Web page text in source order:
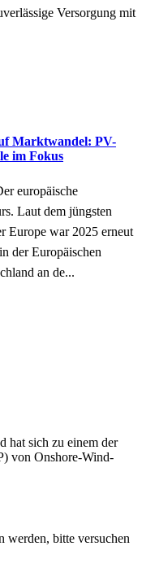
Versorgung mit
Marktwandel: PV-
im Fokus
europäische
Laut dem jüngsten
Europe war 2025 erneut
der Europäischen
an de...
hat sich zu einem der
von Onshore-Wind-
werden, bitte versuchen